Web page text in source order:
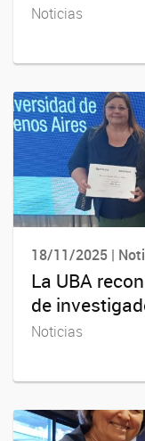
Noticias
18/11/2025 |
La UBA
de
Noticias